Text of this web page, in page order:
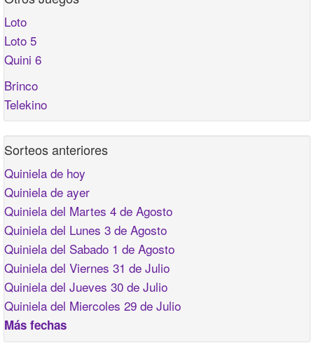
Loto
Loto 5
Quini 6
Brinco
Telekino
Sorteos anteriores
Quiniela de hoy
Quiniela de ayer
Quiniela del Martes 4 de Agosto
Quiniela del Lunes 3 de Agosto
Quiniela del Sabado 1 de Agosto
Quiniela del Viernes 31 de Julio
Quiniela del Jueves 30 de Julio
Quiniela del Miercoles 29 de Julio
Más fechas